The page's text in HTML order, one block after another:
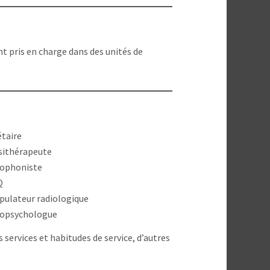
pris en charge dans des unités de
radiologique
et habitudes de service, d’autres